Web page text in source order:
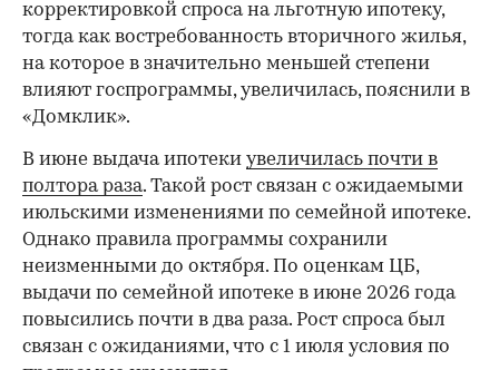
корректировкой спроса на льготную ипотеку,
тогда как востребованность вторичного жилья,
на которое в значительно меньшей степени
влияют госпрограммы, увеличилась, пояснили в
«Домклик».
В июне выдача ипотеки увеличилась почти в
полтора раза. Такой рост связан с ожидаемыми
июльскими изменениями по семейной ипотеке.
Однако правила программы сохранили
неизменными до октября. По оценкам ЦБ,
выдачи по семейной ипотеке в июне 2026 года
повысились почти в два раза. Рост спроса был
связан с ожиданиями, что с 1 июля условия по